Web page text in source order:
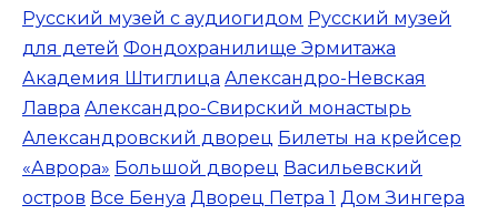
Русский музей с аудиогидом Русский музей
для детей Фондохранилище Эрмитажа
Академия Штиглица Александро-Невская
Лавра Александро-Свирский монастырь
Александровский дворец Билеты на крейсер
«Аврора» Большой дворец Васильевский
остров Все Бенуа Дворец Петра 1 Дом Зингера